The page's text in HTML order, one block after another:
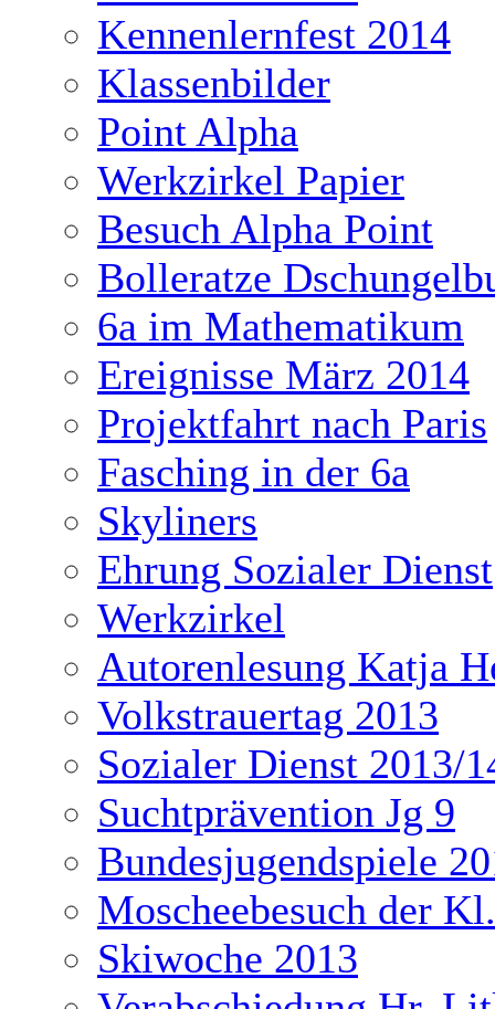
Kennenlernfest 2014
Klassenbilder
Point Alpha
Werkzirkel Papier
Besuch Alpha Point
Bolleratze
6a im Mathematikum
Ereignisse März 2014
Projektfahrt nach Paris
Fasching in der 6a
Skyliners
Ehrung Sozialer Dienst
Werkzirkel
Autorenlesung Katja
Volkstrauertag 2013
Sozialer Dienst 2013/
Suchtprävention Jg 9
Bundesjugendspiele
Moscheebesuch der
Skiwoche 2013